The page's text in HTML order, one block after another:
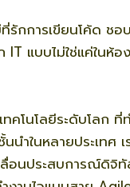
รักการเขียนโค้ด ชอ
IT แบบไม่ใช่แค่ในห้
คโนโลยีระดับโลก ที่
นำในหลายประเทศ เ
อนประสบการณ์ดิจิ